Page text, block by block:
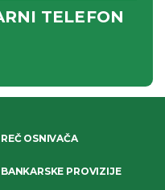
TELEFON
REČ OSNIVAČA
BANKARSKE PROVIZIJE